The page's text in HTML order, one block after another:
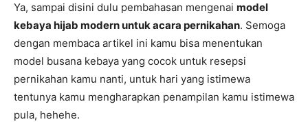
Ya, sampai disini dulu pembahasan mengenai model
kebaya hijab modern untuk acara pernikahan. Semoga
dengan membaca artikel ini kamu bisa menentukan
model busana kebaya yang cocok untuk resepsi
pernikahan kamu nanti, untuk hari yang istimewa
tentunya kamu mengharapkan penampilan kamu istimewa
pula, hehehe.